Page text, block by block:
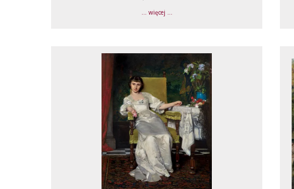
... więcej ...